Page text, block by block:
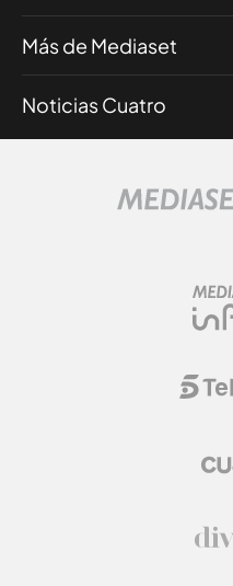
Más de Mediaset
Noticias Cuatro